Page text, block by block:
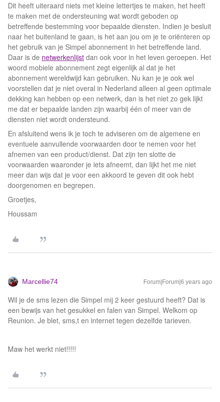
Dit heeft uiteraard niets met kleine lettertjes te maken, het heeft
te maken met de ondersteuning wat wordt geboden op
betreffende bestemming voor bepaalde diensten. Indien je besluit
naar het buitenland te gaan, is het aan jou om je te oriënteren op
het gebruik van je Simpel abonnement in het betreffende land.
Daar is de netwerkenlijst dan ook voor in het leven geroepen. Het
woord mobiele abonnement zegt eigenlijk al dat je het
abonnement wereldwijd kan gebruiken. Nu kan je je ook wel
voorstellen dat je niet overal in Nederland alleen al geen optimale
dekking kan hebben op een netwerk, dan is het niet zo gek lijkt
me dat er bepaalde landen zijn waarbij één of meer van de
diensten niet wordt ondersteund.
En afsluitend wens ik je toch te adviseren om de algemene en
eventuele aanvullende voorwaarden door te nemen voor het
afnemen van een product/dienst. Dat zijn ten slotte de
voorwaarden waaronder je iets afneemt, dan lijkt het me niet
meer dan wijs dat je voor een akkoord te geven dit ook hebt
doorgenomen en begrepen.
Groetjes,
Houssam
Marcellie74 Forum|Forum|6 years ago
Wil je de sms lezen die Simpel mij 2 keer gestuurd heeft? Dat is
een bewijs van het gesukkel en falen van Simpel. Welkom op
Reunion. Je blet, sms,t en internet tegen dezelfde tarieven.
Maw het werkt niet!!!!!